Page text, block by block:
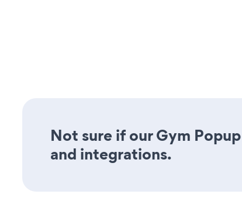
Not sure if our Gym
and integrations.